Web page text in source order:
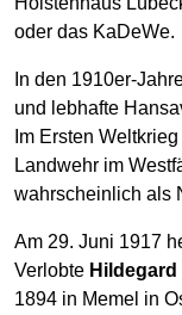
oder das KaDeWe.
In den 1910er-
und lebhafte
Im Ersten
Landwehr im
wahrscheinlich als
Am 29. Juni 1917
Verlobte Hildegard
1894 in Memel in